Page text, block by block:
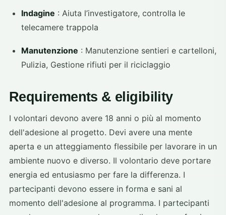
Indagine : Aiuta l’investigatore, controlla le
telecamere trappola
Manutenzione : Manutenzione sentieri e cartelloni,
Pulizia, Gestione rifiuti per il riciclaggio
Requirements & eligibility
I volontari devono avere 18 anni o più al momento
dell'adesione al progetto. Devi avere una mente
aperta e un atteggiamento flessibile per lavorare in un
ambiente nuovo e diverso. Il volontario deve portare
energia ed entusiasmo per fare la differenza. I
partecipanti devono essere in forma e sani al
momento dell'adesione al programma. I partecipanti